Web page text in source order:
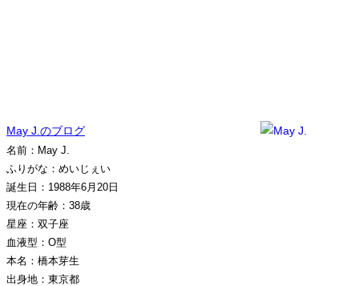
May J.のブログ
名前：May J.
ふりがな：めいじぇい
誕生日：1988年6月20日
現在の年齢：38歳
星座：双子座
血液型：O型
本名：橋本芽生
出身地：東京都